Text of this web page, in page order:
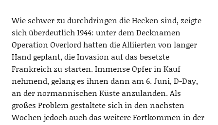
Wie schwer zu durchdringen die Hecken sind, zeigte
sich überdeutlich 1944: unter dem Decknamen
Operation Overlord hatten die Alliierten von langer
Hand geplant, die Invasion auf das besetzte
Frankreich zu starten. Immense Opfer in Kauf
nehmend, gelang es ihnen dann am 6. Juni, D-Day,
an der normannischen Küste anzulanden. Als
großes Problem gestaltete sich in den nächsten
Wochen jedoch auch das weitere Fortkommen in der